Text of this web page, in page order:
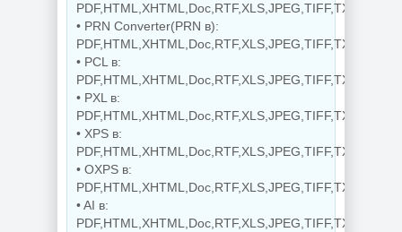
дисков
BurnAware
Professional |
Premium 19.2
Звуковой
редактор
GoldWave 7.05
Редактор
изображений
FastStone Capture
NEW
Uninstaller Pro
NEW
• PRN Converter(PRN в):
• PCL в:
• PXL в:
• XPS в:
• OXPS в:
• AI в: